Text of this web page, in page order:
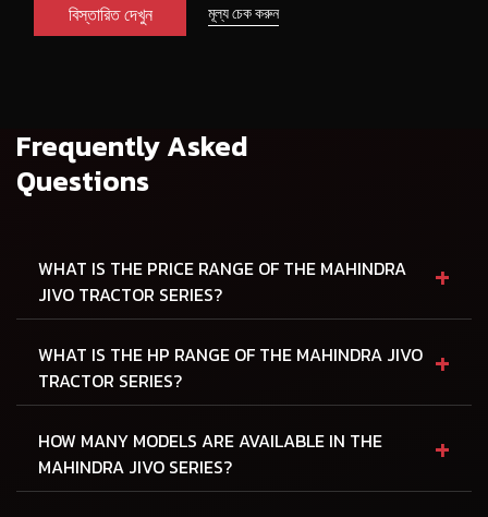
বিস্তারিত দেখুন মূল্য চেক করুন
Frequently Asked
Questions
WHAT IS THE PRICE RANGE OF THE MAHINDRA
JIVO TRACTOR SERIES?
+
WHAT IS THE HP RANGE OF THE MAHINDRA JIVO
TRACTOR SERIES?
+
HOW MANY MODELS ARE AVAILABLE IN THE
MAHINDRA JIVO SERIES?
+